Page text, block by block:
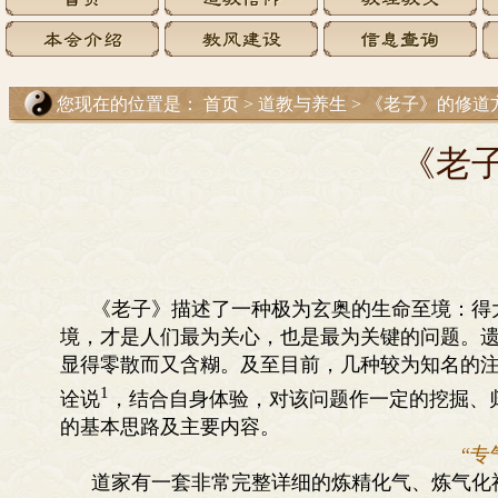
您现在的位置是： 首页 > 道教与养生 > 《老子》的修道
《老
《老子》描述了一种极为玄奥的生命至境：
境，才是人们最为关心，也是最为关键的问题。
显得零散而又含糊。及至目前，几种较为知名的
诠说1
，结合自身体验，对该问题作一定的挖掘
的基本思路及主要内容。
“专
道家有一套非常完整详细的炼精化气、炼气